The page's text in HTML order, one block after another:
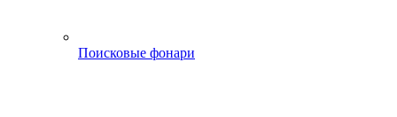
Поисковые фонари